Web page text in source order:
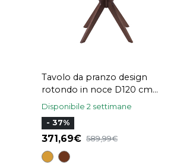
Tavolo da pranzo design
rotondo in noce D120 cm
DIELLI
Disponibile 2 settimane
- 37%
371,69 589,99